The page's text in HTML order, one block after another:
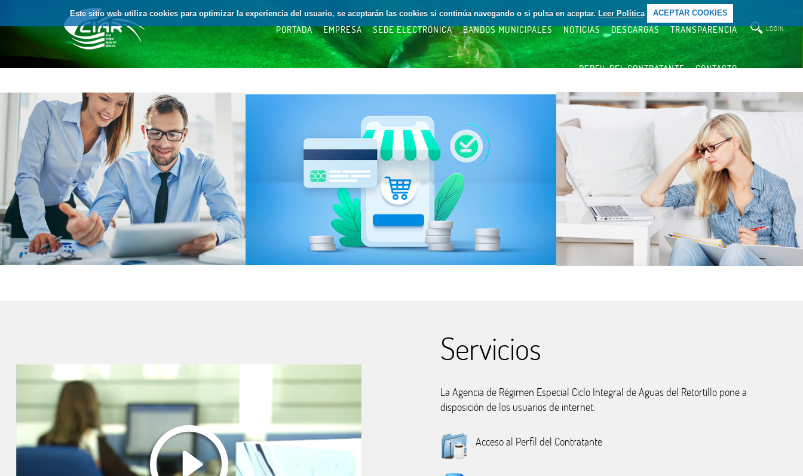
Este sitio web utiliza cookies para optimizar la experiencia del usuario, se aceptarán las cookies si continúa navegando o si pulsa en aceptar. Leer Política ACEPTAR COOKIES
PORTADA EMPRESA SEDE ELECTRÓNICA BANDOS MUNICIPALES NOTICIAS DESCARGAS TRANSPARENCIA
PERFIL DEL CONTRATANTE CONTACTO
LOGIN
Servicios
La Agencia de Régimen Especial Ciclo Integral de Aguas del Retortillo pone a
disposición de los usuarios de internet:
Acceso al Perfil del Contratante